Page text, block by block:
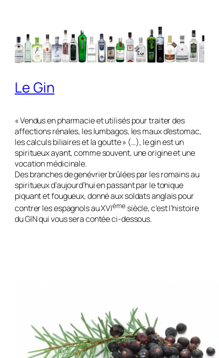
Le Gin
« Vendus en pharmacie et utilisés pour traiter des
affections rénales, les lumbagos, les maux d’estomac,
les calculs biliaires et la goutte » (…), le gin est un
spiritueux ayant, comme souvent, une origine et une
vocation médicinale.
Des branches de genévrier brûlées par les romains au
spiritueux d’aujourd’hui en passant par le tonique
piquant et fougueux, donné aux soldats anglais pour
contrer les espagnols au XVIèmesiècle, c’est l’histoire
du GIN qui vous sera contée ci-dessous.